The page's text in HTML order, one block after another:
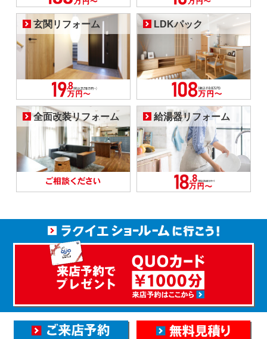
玄関リフォーム LDKパック
全面改装リフォーム 給湯器リフォーム